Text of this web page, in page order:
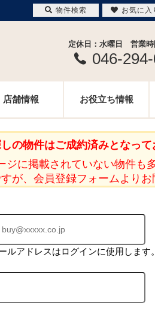
定休日：水曜日 営業
046-
店舗情報 お役立ち情報
の物件はご成約済みとなって
ジに掲載されていない物件も
が、会員登録フォームよりお
ルアドレスはログインに使用します。
物件検索 お気に入